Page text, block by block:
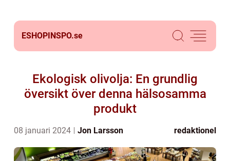
ESHOPINSPO.se
Ekologisk olivolja: En grundlig
översikt över denna hälsosamma
produkt
08 januari 2024 Jon Larsson redaktionel